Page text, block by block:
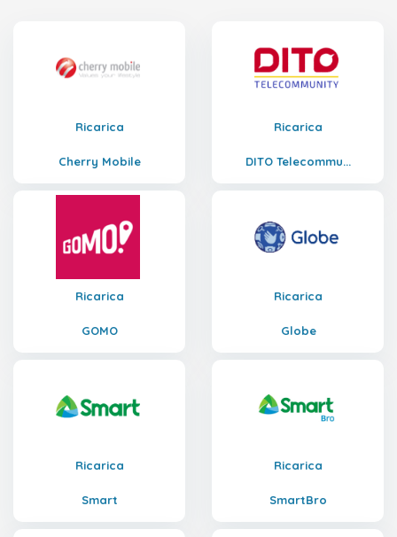
Ricarica
Cherry Mobile
Ricarica
DITO Telecommu...
Ricarica
GOMO
Ricarica
Globe
Ricarica
Smart
Ricarica
SmartBro